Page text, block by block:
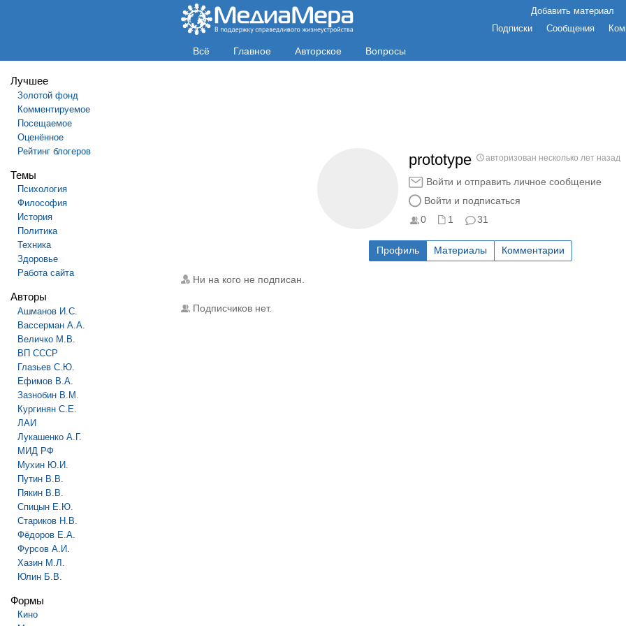
Добавить материал
Подписки
Сообщения
Всё Главное Авторское Вопросы
Лучшее
Золотой фонд
Комментируемое
Посещаемое
Оценённое
Рейтинг блогеров
Темы
Психология
Философия
История
Политика
Техника
Здоровье
Работа сайта
Авторы
Ашманов И.С.
Вассерман А.А.
Величко М.В.
ВП СССР
Глазьев С.Ю.
Ефимов В.А.
Зазнобин В.М.
Кургинян С.Е.
ЛАИ
Лукашенко А.Г.
МИД РФ
Мухин Ю.И.
Путин В.В.
Пякин В.В.
Спицын Е.Ю.
Стариков Н.В.
Фёдоров Е.А.
Фурсов А.И.
Хазин М.Л.
Юлин Б.В.
Формы
Кино
prototype авторизован несколько лет назад
Войти и отправить личное сообщение
Войти и подписаться
0
1 31
Профиль Материалы Комментарии
Ни на кого не подписан.
Подписчиков нет.